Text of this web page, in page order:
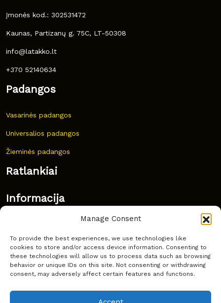
Manage Consent
To provide the best experiences, we use technologies like
cookies to store and/or access device information. Consenting to
these technologies will allow us to process data such as browsing
behavior or unique IDs on this site. Not consenting or withdrawing
consent, may adversely affect certain features and functions.
Įmonės kod.: 302531472
Kaunas, Partizanų g. 75C, LT-50308
info@latakko.lt
+370 52140634
Padangos
Vasarinės padangos
Universalios padangos
Žieminės padangos
Ratlankiai
Informacija
Dažnai užduodami klausimai
Kur nusipirkti?
Privatumas